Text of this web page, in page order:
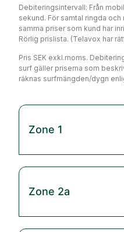
Debiteringsintervall: Från
sekund. För samtal ringda
samma priser som kund har
Rörlig prislista. (Telavox har
Pris SEK exkl.moms.
surf gäller priserna som
räknas surfmängden/dygn
Zone 1
Zone 2a